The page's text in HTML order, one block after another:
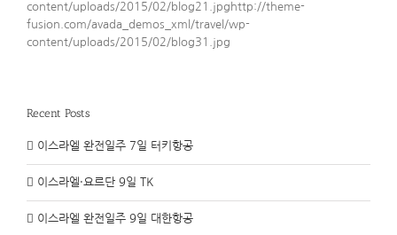
content/uploads/2015/02/blog21.jpghttp://theme-
fusion.com/avada_demos_xml/travel/wp-
content/uploads/2015/02/blog31.jpg
Recent Posts
이스라엘 완전일주 7일 터키항공
이스라엘·요르단 9일 TK
이스라엘 완전일주 9일 대한항공